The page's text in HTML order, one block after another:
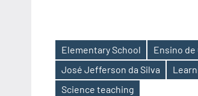
Etiquetas
Elementary School Ensino de
José Jefferson da Silva
Science teaching